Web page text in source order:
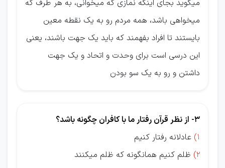
میگوید بجای اینكه نمازی كه میخوانی، به هر طرف كه
میخواهی باشد، همه مردم رو به یک نقطه معین
بایستند تا افراد بفهمند كه باید یك جهت باشند، یعنی
این درسی است برای وحدت و اتحاد و یک جهت
داشتن و رو به یک سو بودن
3- از نظر قرآن رفتار ما با کافران چگونه باشد؟
1) عادلانه رفتار کنیم
2) ظلم کنیم همانگونه که ظلم میکنند